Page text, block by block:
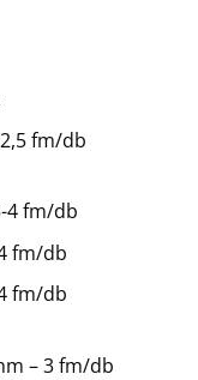
fm/db
4 fm/db
fm/db
fm/db
– 3 fm/db